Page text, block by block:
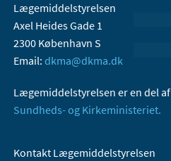
Lægemiddelstyrelsen
Axel Heides Gade 1
2300 København S
Email: dkma@dkma.dk
Lægemiddelstyrelsen er en del af
Sundheds- og Kirkeministeriet.
Kontakt Lægemiddelstyrelsen